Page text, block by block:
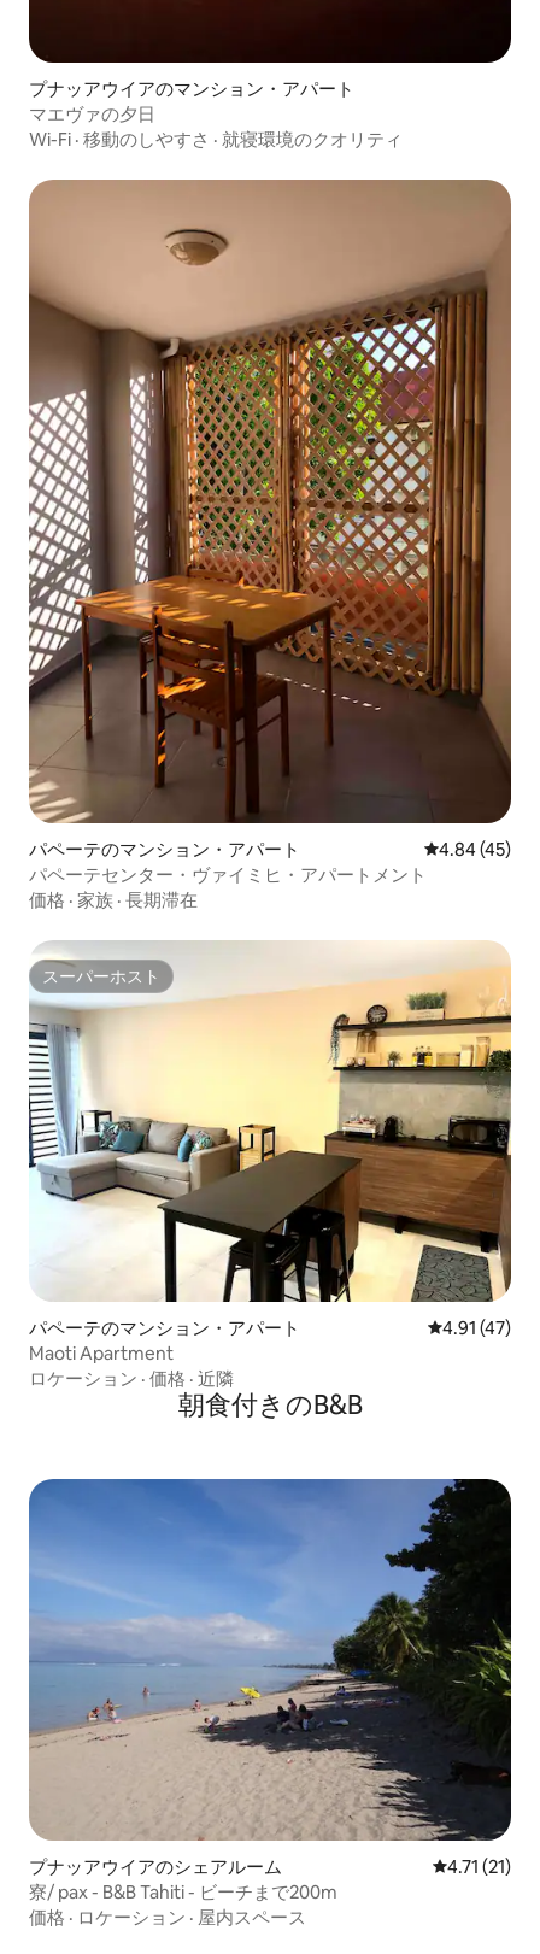
プナッアウイアのマンション・アパート
マエヴァの夕日
Wi-Fi · 移動のしやすさ · 就寝環境のクオリティ
パペーテのマンション・アパート レビュー45
4.84 (45)
パペーテセンター・ヴァイミヒ・アパートメント
価格 · 家族 · 長期滞在
スーパーホスト
スーパーホスト
パペーテのマンション・アパート レビュー47
4.91 (47)
Maoti Apartment
ロケーション · 価格 · 近隣
朝食付きのB&B
プナッアウイアのシェアルーム レビュー21
4.71 (21)
寮/ pax - B&B Tahiti - ビーチまで200m
価格 · ロケーション · 屋内スペース